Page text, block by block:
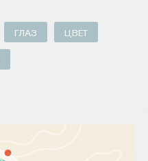
ГЛАЗ ЦВЕТ